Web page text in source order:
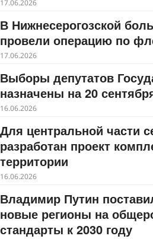
17.06.2026
В Нижнесерогозской
провели операцию по
17.06.2026
Выборы депутатов
назначены на 20
16.06.2026
Для центральной части
разработан проект
территории
16.06.2026
Владимир Путин
новые регионы на
стандарты к 2030 году